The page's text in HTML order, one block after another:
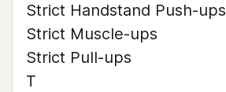
Strict Handstand Push-ups
Strict Muscle-ups
Strict Pull-ups
T